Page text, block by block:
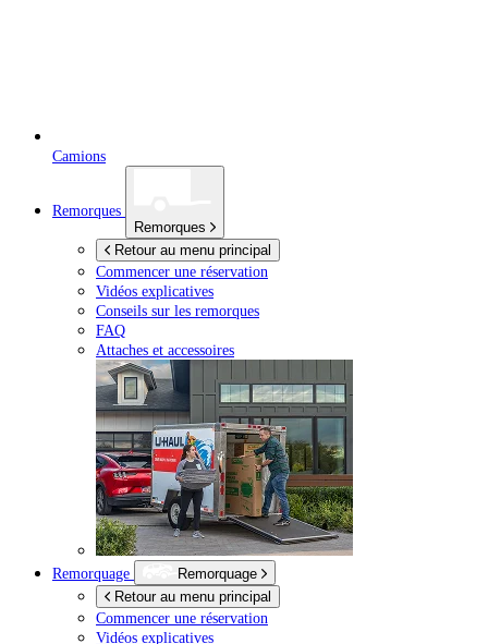
Camions
Remorques
Remorques
Retour au menu principal
Commencer une réservation
Vidéos explicatives
Conseils sur les remorques
FAQ
Attaches et accessoires
Remorquage
Remorquage
Retour au menu principal
Commencer une réservation
Vidéos explicatives